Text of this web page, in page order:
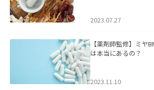
2023.07.27
【薬剤師監修】ミヤ
は本当にあるの？
2023.11.10